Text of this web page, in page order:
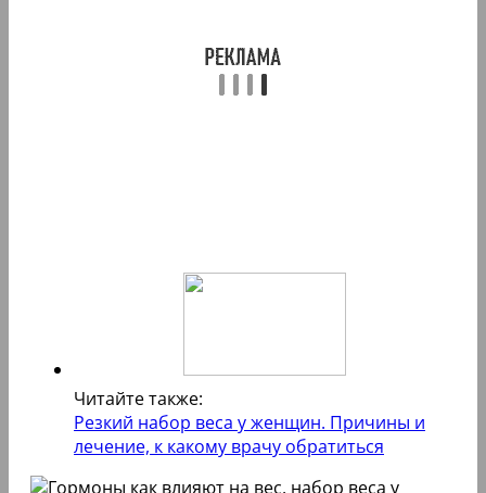
Читайте также:
Резкий набор веса у женщин. Причины и
лечение, к какому врачу обратиться